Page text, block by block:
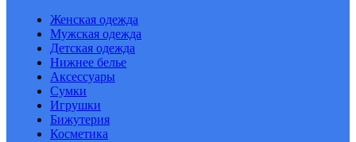
Женская одежда
Мужская одежда
Детская одежда
Нижнее белье
Аксессуары
Сумки
Игрушки
Бижутерия
Косметика